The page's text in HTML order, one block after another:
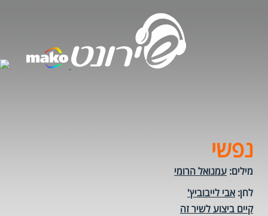
נפשי
מילים: עמנואל הרומי
לחן: אבי לייבוביץ'
קיים ביצוע לשיר זה